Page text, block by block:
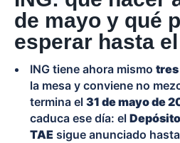
de mayo y qué
esperar hasta
ING tiene ahora mismo
la mesa y conviene no
termina el 31 de mayo de
caduca ese día: el
TAE sigue anunciado